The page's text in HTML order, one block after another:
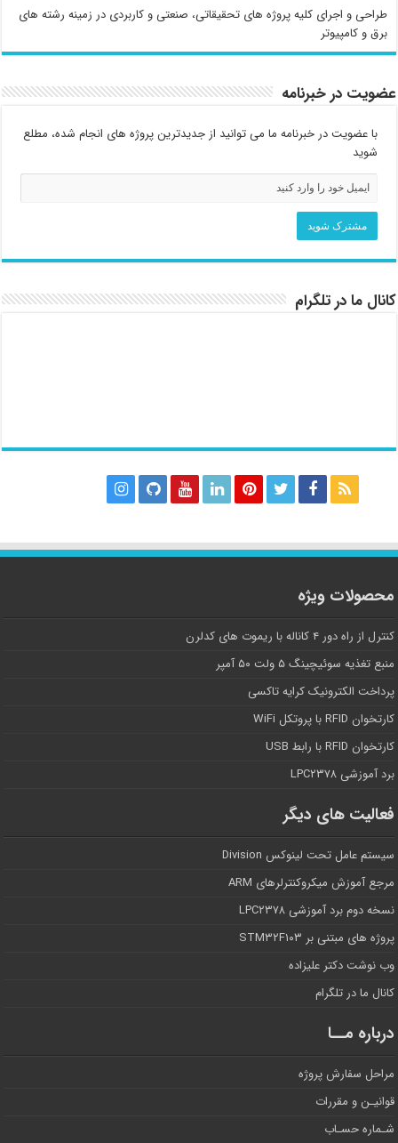
طراحی و اجرای کلیه پروژه های تحقیقاتی، صنعتی و کاربردی در زمینه رشته های
برق و کامپیوتر
عضویت در خبرنامه
با عضویت در خبرنامه ما می توانید از جدیدترین پروژه های انجام شده، مطلع
شوید
کانال ما در تلگرام
محصولات ویژه
کنترل از راه دور ۴ کاناله با ریموت های کدلرن
منبع تغذیه سوئیچینگ ۵ ولت ۵۰ آمپر
پرداخت الکترونیک کرایه تاکسی
کارتخوان RFID با پروتکل WiFi
کارتخوان RFID با رابط USB
برد آموزشی LPC۲۳۷۸
فعالیت های دیگر
سیستم عامل تحت لینوکس Division
مرجع آموزش میکروکنترلرهای ARM
نسخه دوم برد آموزشی LPC۲۳۷۸
پروژه های مبتنی بر STM۳۲F۱۰۳
وب نوشت دکتر علیزاده
کانال ما در تلگرام
درباره مــا
مراحل سفارش پروژه
قوانیـن و مقررات
شـماره حسـاب